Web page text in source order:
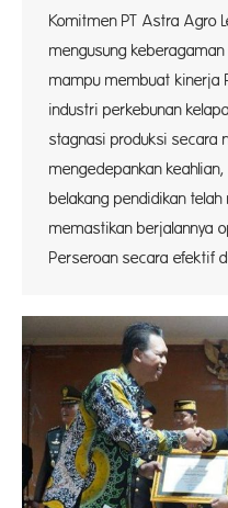
Komitmen PT Astra Agro
mengusung
mampu membuat kinerja
industri perkebunan
stagnasi produksi secara
mengedepankan
belakang pendidikan
memastikan berjalannya
Perseroan secara efektif